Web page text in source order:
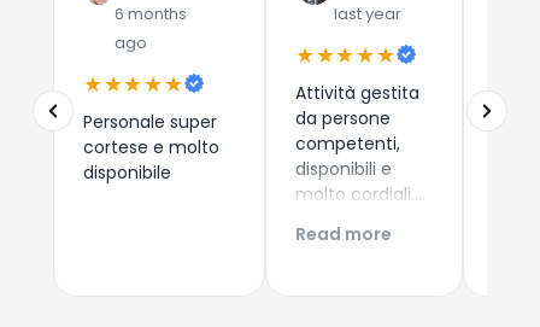
6 months
ago
★★★★★
Personale super
cortese e molto
disponibile
last year
★★★★★
Attività gestita
da persone
competenti,
disponibili e
molto cordiali.
competitivi,
qualità e
Read more
Due
che